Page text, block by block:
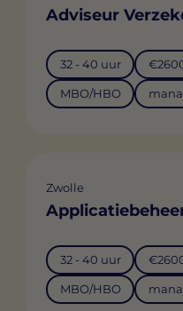
Adviseur
32 - 40 uur
MBO/HBO
Zwolle
32 - 40 uur
MBO/HBO